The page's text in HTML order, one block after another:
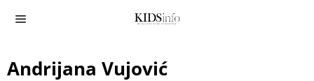
Andrijana Vujović